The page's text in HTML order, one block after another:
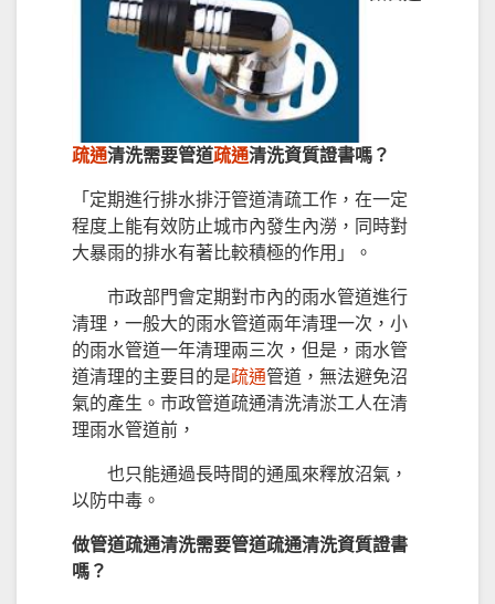
疏通清洗需要管道疏通清洗資質證書嗎？
「定期進行排水排汙管道清疏工作，在一定
程度上能有效防止城市內發生內澇，同時對
大暴雨的排水有著比較積極的作用」。
市政部門會定期對市內的雨水管道進行
清理，一般大的雨水管道兩年清理一次，小
的雨水管道一年清理兩三次，但是，雨水管
道清理的主要目的是疏通管道，無法避免沼
氣的產生。市政管道疏通清洗清淤工人在清
理雨水管道前，
也只能通過長時間的通風來釋放沼氣，
以防中毒。
做管道疏通清洗需要管道疏通清洗資質證書
嗎？